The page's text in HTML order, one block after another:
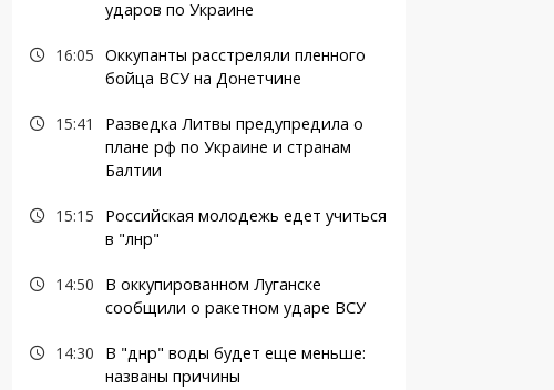
ударов по Украине
16:05 Оккупанты расстреляли пленного
бойца ВСУ на Донетчине
15:41
Разведка Литвы предупредила о
плане рф по Украине и странам
Балтии
15:15
Российская молодежь едет учиться
в "лнр"
14:50
В оккупированном Луганске
сообщили о ракетном ударе ВСУ
14:30
В "днр" воды будет еще меньше:
названы причины